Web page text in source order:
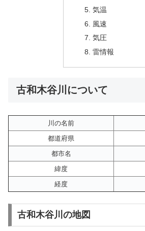
気温
風速
気圧
雷情報
古和木谷川について
川の名前
都道府県
都市名
緯度
経度
古和木谷川の地図